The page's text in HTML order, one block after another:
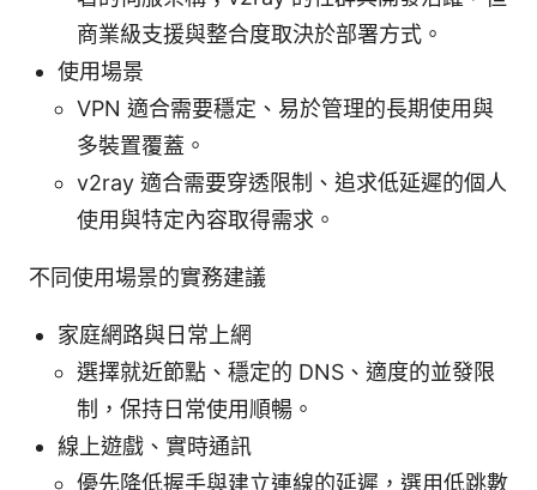
商業級支援與整合度取決於部署方式。
使用場景
VPN 適合需要穩定、易於管理的長期使用與
多裝置覆蓋。
v2ray 適合需要穿透限制、追求低延遲的個人
使用與特定內容取得需求。
不同使用場景的實務建議
家庭網路與日常上網
選擇就近節點、穩定的 DNS、適度的並發限
制，保持日常使用順暢。
線上遊戲、實時通訊
優先降低握手與建立連線的延遲，選用低跳數